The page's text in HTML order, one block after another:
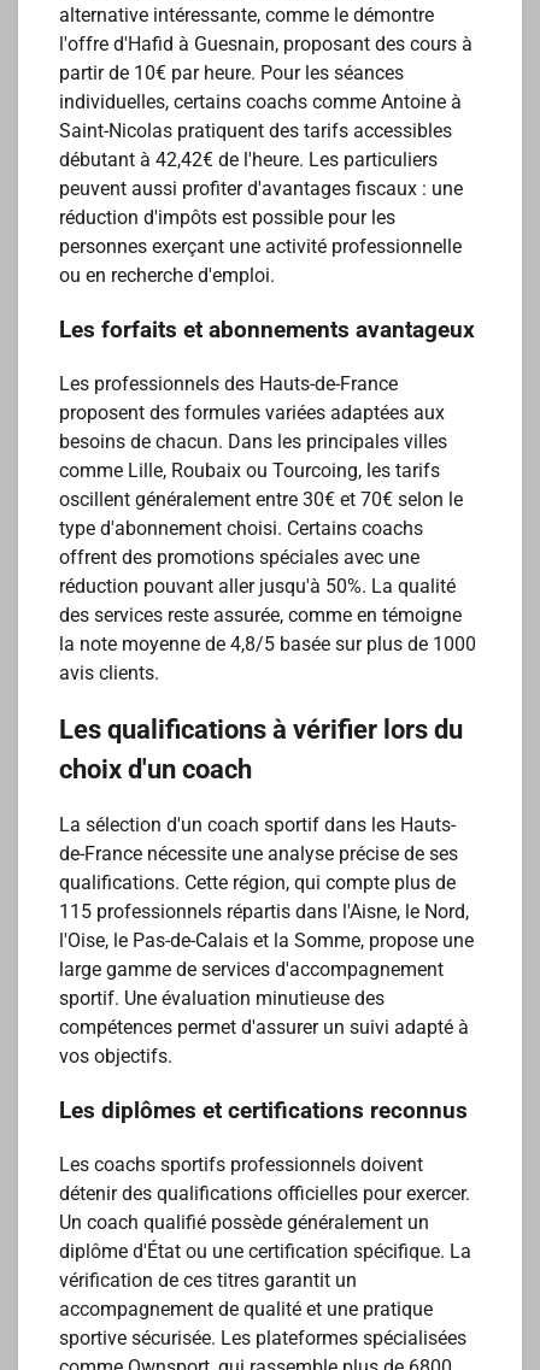
alternative intéressante, comme le démontre
l'offre d'Hafid à Guesnain, proposant des cours à
partir de 10€ par heure. Pour les séances
individuelles, certains coachs comme Antoine à
Saint-Nicolas pratiquent des tarifs accessibles
débutant à 42,42€ de l'heure. Les particuliers
peuvent aussi profiter d'avantages fiscaux : une
réduction d'impôts est possible pour les
personnes exerçant une activité professionnelle
ou en recherche d'emploi.
Les forfaits et abonnements avantageux
Les professionnels des Hauts-de-France
proposent des formules variées adaptées aux
besoins de chacun. Dans les principales villes
comme Lille, Roubaix ou Tourcoing, les tarifs
oscillent généralement entre 30€ et 70€ selon le
type d'abonnement choisi. Certains coachs
offrent des promotions spéciales avec une
réduction pouvant aller jusqu'à 50%. La qualité
des services reste assurée, comme en témoigne
la note moyenne de 4,8/5 basée sur plus de 1000
avis clients.
Les qualifications à vérifier lors du
choix d'un coach
La sélection d'un coach sportif dans les Hauts-
de-France nécessite une analyse précise de ses
qualifications. Cette région, qui compte plus de
115 professionnels répartis dans l'Aisne, le Nord,
l'Oise, le Pas-de-Calais et la Somme, propose une
large gamme de services d'accompagnement
sportif. Une évaluation minutieuse des
compétences permet d'assurer un suivi adapté à
vos objectifs.
Les diplômes et certifications reconnus
Les coachs sportifs professionnels doivent
détenir des qualifications officielles pour exercer.
Un coach qualifié possède généralement un
diplôme d'État ou une certification spécifique. La
vérification de ces titres garantit un
accompagnement de qualité et une pratique
sportive sécurisée. Les plateformes spécialisées